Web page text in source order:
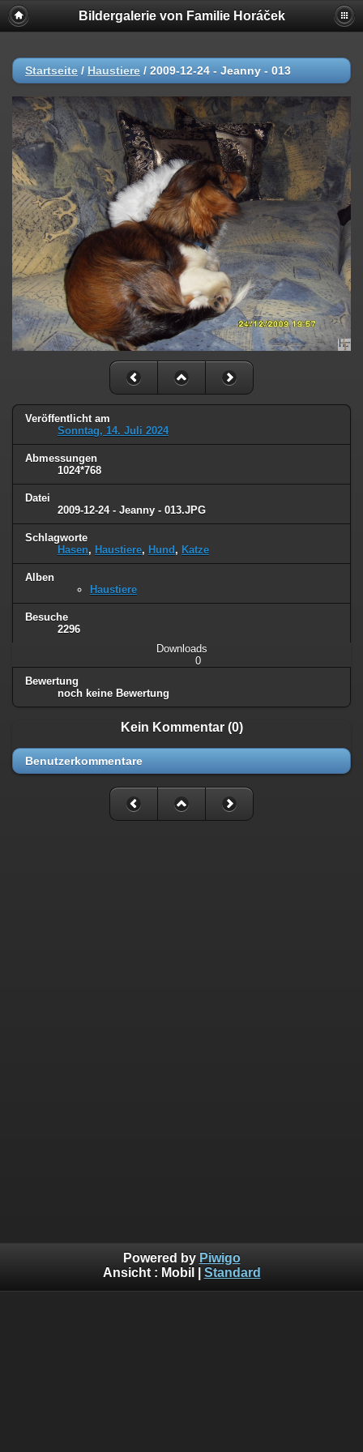
Bildergalerie von Familie Horáček
Startseite / Haustiere / 2009-12-24 - Jeanny - 013
Veröffentlicht am
Sonntag, 14. Juli 2024
Abmessungen
1024*768
Datei
2009-12-24 - Jeanny - 013.JPG
Schlagworte
Hasen, Haustiere, Hund , Katze
Alben
Haustiere
Besuche
2296
Downloads
0
Bewertung
noch keine Bewertung
Kein Kommentar (0)
Benutzerkommentare
Powered by Piwigo
Ansicht : Mobil Standard